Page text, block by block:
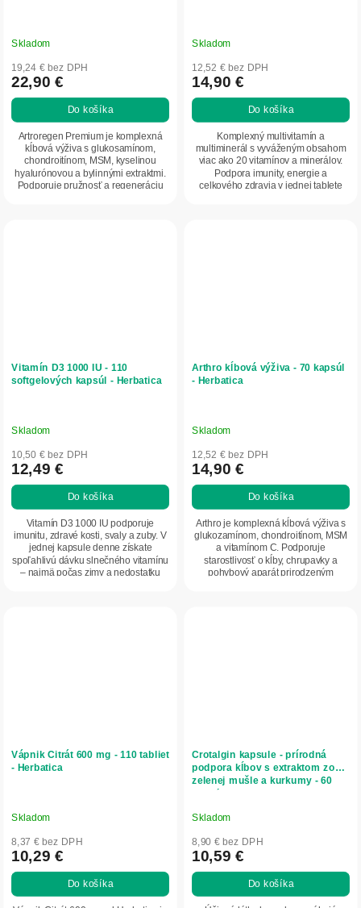
Skladom
19,24 € bez DPH
22,90 €
Do košíka
Artroregen Premium je komplexná
kĺbová výživa s glukosamínom,
chondroitínom, MSM, kyselinou
hyalurónovou a bylinnými extraktmi.
Podporuje pružnosť a regeneráciu
Skladom
12,52 € bez DPH
14,90 €
Do košíka
Komplexný multivitamín a
multiminerál s vyváženým obsahom
viac ako 20 vitamínov a minerálov.
Podpora imunity, energie a
celkového zdravia v jednej tablete
Vitamín D3 1000 IU - 110
softgelových kapsúl - Herbatica
Skladom
10,50 € bez DPH
12,49 €
Do košíka
Vitamín D3 1000 IU podporuje
imunitu, zdravé kosti, svaly a zuby. V
jednej kapsule denne získate
spoľahlivú dávku slnečného vitamínu
– najmä počas zimy a nedostatku
Arthro kĺbová výživa - 70 kapsúl
- Herbatica
Skladom
12,52 € bez DPH
14,90 €
Do košíka
Arthro je komplexná kĺbová výživa s
glukozamínom, chondroitínom, MSM
a vitamínom C. Podporuje
starostlivosť o kĺby, chrupavky a
pohybový aparát prirodzeným
Vápnik Citrát 600 mg - 110 tabliet
- Herbatica
Skladom
8,37 € bez DPH
10,29 €
Do košíka
Crotalgin kapsule - prírodná
podpora kĺbov s extraktom zo
zelenej mušle a kurkumy - 60
kapsúl - InVitro
Skladom
8,90 € bez DPH
10,59 €
Do košíka